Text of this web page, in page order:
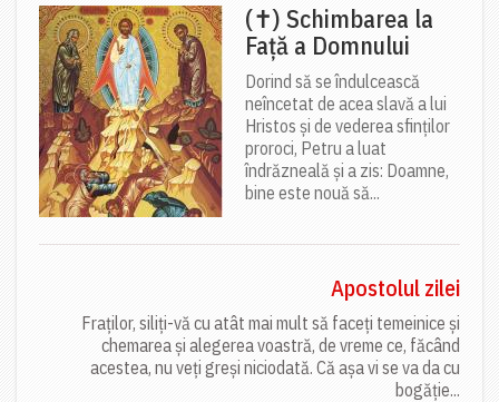
(✝) Schimbarea la
Față a Domnului
Dorind să se îndulcească
neîncetat de acea slavă a lui
Hristos și de vederea sfinților
proroci, Petru a luat
îndrăzneală și a zis: Doamne,
bine este nouă să...
Apostolul zilei
Fraților, siliți-vă cu atât mai mult să faceți temeinice și
chemarea și alegerea voastră, de vreme ce, făcând
acestea, nu veți greși niciodată. Că așa vi se va da cu
bogăție...